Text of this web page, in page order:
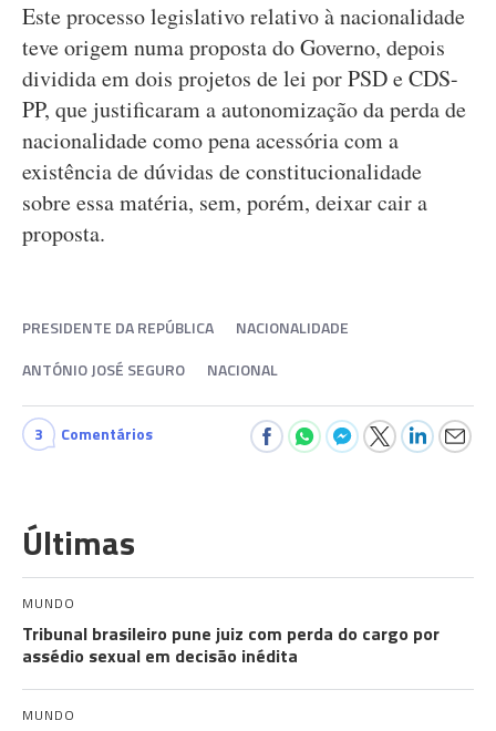
Este processo legislativo relativo à nacionalidade
teve origem numa proposta do Governo, depois
dividida em dois projetos de lei por PSD e CDS-
PP, que justificaram a autonomização da perda de
nacionalidade como pena acessória com a
existência de dúvidas de constitucionalidade
sobre essa matéria, sem, porém, deixar cair a
proposta.
PRESIDENTE DA REPÚBLICA
NACIONALIDADE
ANTÓNIO JOSÉ SEGURO
NACIONAL
3 Comentários
Últimas
MUNDO
Tribunal brasileiro pune juiz com perda do cargo por
assédio sexual em decisão inédita
MUNDO